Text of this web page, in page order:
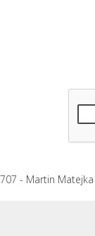
- Martin Matejka